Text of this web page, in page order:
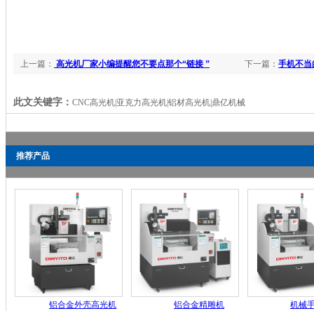
下一篇： 手机不
上一篇： 高光机厂家小编提醒您不要点那个“链接 ”
此文关键字： CNC高光机|亚克力高光机|铝材高光机|鼎亿机械
推荐产品
铝合金外壳高光机 铝合金精雕机 机械